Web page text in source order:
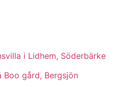
i Lidhem, Söderbärke
gård, Bergsjön